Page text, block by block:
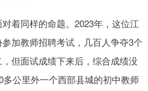
着同样的命题。2023年，这位江
加教师招聘考试，几百人争夺3个
但面试成绩下来后，综合成绩没
公里外一个西部县城的初中教师